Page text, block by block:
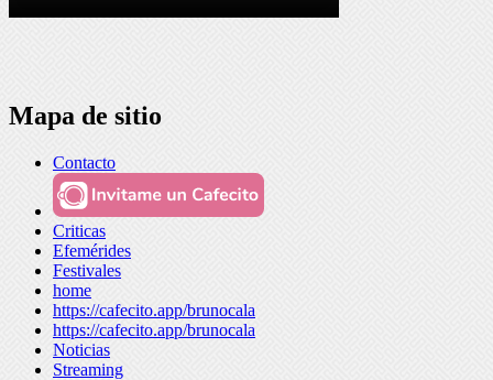
Mapa de sitio
Contacto
Criticas
Efemérides
Festivales
home
https://cafecito.app/brunocala
https://cafecito.app/brunocala
Noticias
Streaming